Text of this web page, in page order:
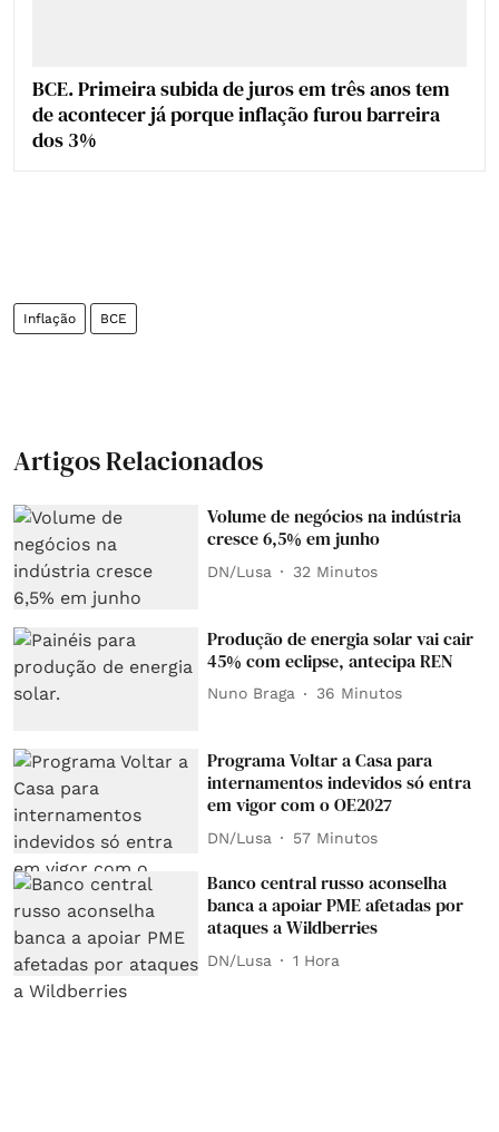
BCE. Primeira subida de juros em três anos tem
de acontecer já porque inflação furou barreira
dos 3%
Inflação BCE
Artigos Relacionados
Volume de negócios na indústria
cresce 6,5% em junho
DN/Lusa 32 Minutos
Produção de energia solar vai cair
45% com eclipse, antecipa REN
Nuno Braga 36 Minutos
Programa Voltar a Casa para
internamentos indevidos só entra
em vigor com o OE2027
DN/Lusa 57 Minutos
Banco central russo aconselha
banca a apoiar PME afetadas por
ataques a Wildberries
DN/Lusa 1 Hora